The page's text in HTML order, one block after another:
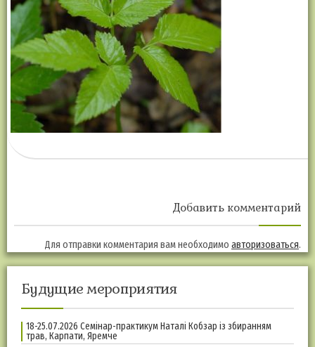
Добавить комментарий
Для отправки комментария вам необходимо авторизоваться.
Будущие мероприятия
18-25.07.2026 Семінар-практикум Наталі Кобзар із збиранням
трав, Карпати, Яремче